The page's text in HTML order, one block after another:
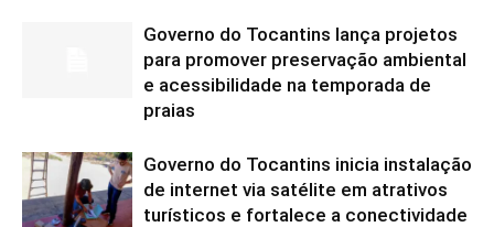
Governo do Tocantins lança projetos
para promover preservação ambiental
e acessibilidade na temporada de
praias
Governo do Tocantins inicia instalação
de internet via satélite em atrativos
turísticos e fortalece a conectividade